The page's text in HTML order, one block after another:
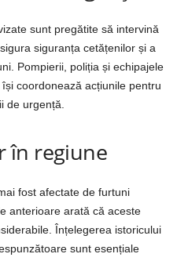
sunt pregătite să intervină
siguranța cetățenilor și a
Pompierii, poliția și echipajele
coordonează acțiunile pentru
de urgență.
în regiune
fost afectate de furtuni
anterioare arată că aceste
Înțelegerea istoricului
sunt esențiale